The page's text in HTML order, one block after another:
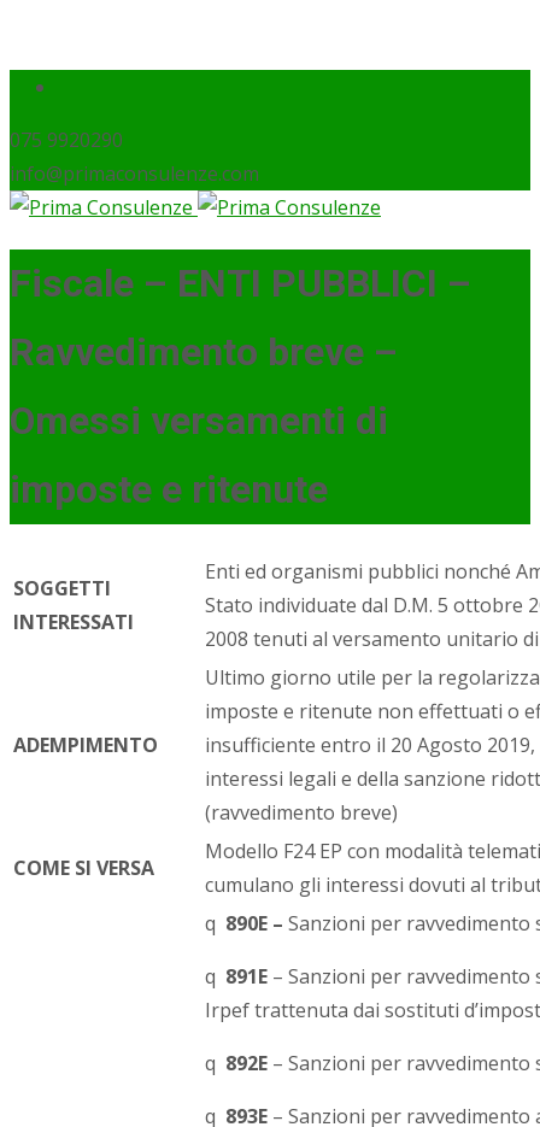
075 9920290
info@primaconsulenze.com
Fiscale – ENTI PUBBLICI –
Ravvedimento breve –
Omessi versamenti di
imposte e ritenute
SOGGETTI
INTERESSATI
Enti ed organismi pubblici nonché
Stato individuate dal D.M. 5 ottobre
2008 tenuti al versamento unitario
ADEMPIMENTO
Ultimo giorno utile per la
imposte e ritenute non effettuati o
insufficiente entro il 20 Agosto
interessi legali e della sanzione
(ravvedimento breve)
COME SI VERSA
Modello F24 EP con modalità
cumulano gli interessi dovuti al
q 890E – Sanzioni per
q 891E – Sanzioni per ravvedimento
Irpef trattenuta dai sostituti
q 892E – Sanzioni per ravvedimento
q 893E – Sanzioni per